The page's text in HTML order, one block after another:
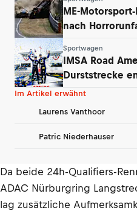
ME-
nach
Sportwagen
IMSA Road
Durststrecke
Im Artikel erwähnt
Laurens Vanthoor
Patric Niederhauser
Da beide 24h-Qualifiers-
ADAC Nürburgring
lag zusätzliche